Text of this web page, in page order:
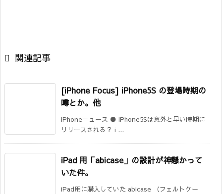
 関連記事
[iPhone Focus] iPhone5S の登場時期の
噂とか。他
iPhoneニュース ● iPhone5Sは意外と早い時期に
リリースされる？ i ...
iPad 用「abicase」の設計が神懸かって
いた件。
iPad用に購入していた abicase （フェルトケー